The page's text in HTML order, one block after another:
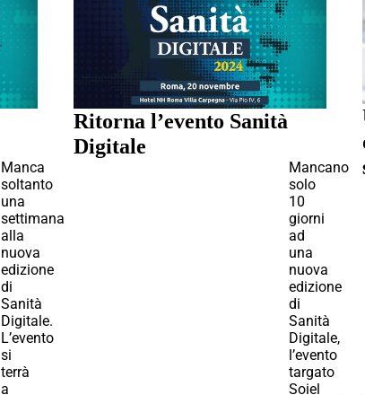
Manca
soltanto
una
settimana
alla
nuova
edizione
di
Sanità
Digitale.
L’evento
si
terrà
a
Ritorna l’evento Sanità
Digitale
Mancano
solo
10
giorni
ad
una
nuova
edizione
di
Sanità
Digitale,
l’evento
targato
Soiel